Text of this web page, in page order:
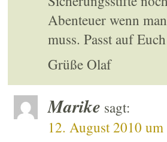
Abenteuer wenn
muss. Passt auf
Grüße Olaf
Marike sagt:
12. August 2010